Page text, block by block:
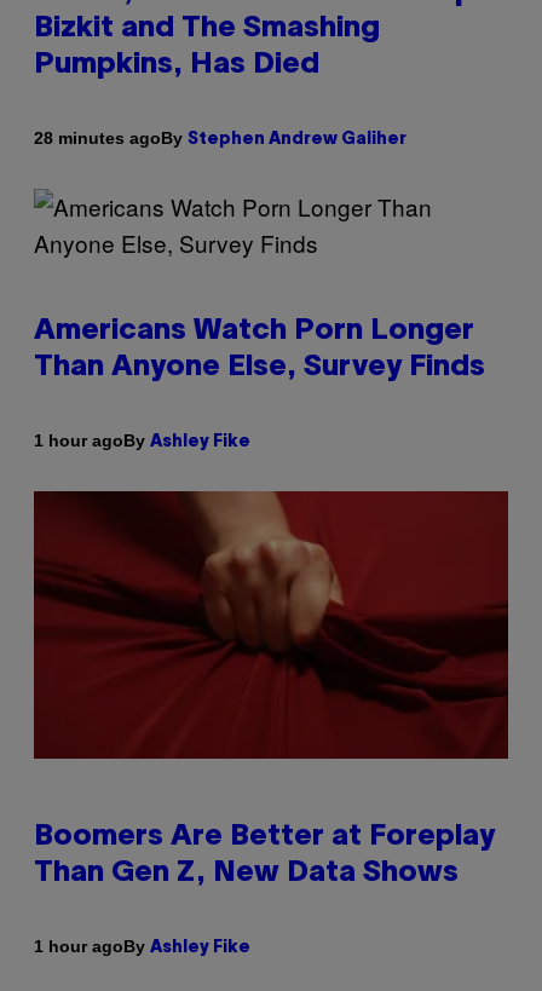
Bizkit and The Smashing
Pumpkins, Has Died
28 minutes agoBy Stephen Andrew Galiher
Americans Watch Porn Longer
Than Anyone Else, Survey Finds
1 hour agoBy Ashley Fike
Boomers Are Better at Foreplay
Than Gen Z, New Data Shows
1 hour agoBy Ashley Fike